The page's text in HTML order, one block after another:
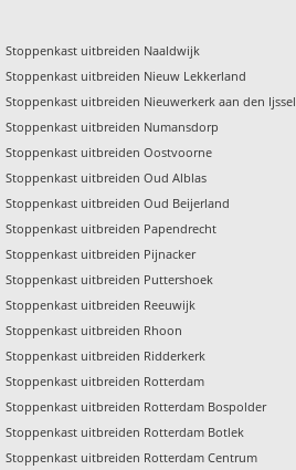
Stoppenkast uitbreiden Naaldwijk
Stoppenkast uitbreiden Nieuw Lekkerland
Stoppenkast uitbreiden Nieuwerkerk aan den Ijssel
Stoppenkast uitbreiden Numansdorp
Stoppenkast uitbreiden Oostvoorne
Stoppenkast uitbreiden Oud Alblas
Stoppenkast uitbreiden Oud Beijerland
Stoppenkast uitbreiden Papendrecht
Stoppenkast uitbreiden Pijnacker
Stoppenkast uitbreiden Puttershoek
Stoppenkast uitbreiden Reeuwijk
Stoppenkast uitbreiden Rhoon
Stoppenkast uitbreiden Ridderkerk
Stoppenkast uitbreiden Rotterdam
Stoppenkast uitbreiden Rotterdam Bospolder
Stoppenkast uitbreiden Rotterdam Botlek
Stoppenkast uitbreiden Rotterdam Centrum